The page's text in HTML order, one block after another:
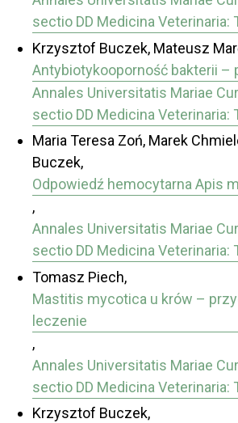
sectio DD Medicina Veterinaria:
Krzysztof Buczek, Mateusz
Antybiotykooporność bakterii –
Annales Universitatis Mariae
sectio DD Medicina Veterinaria:
Maria Teresa Zoń, Marek
Buczek,
Odpowiedź hemocytarna Apis
,
Annales Universitatis Mariae
sectio DD Medicina Veterinaria:
Tomasz Piech,
Mastitis mycotica u krów –
leczenie
,
Annales Universitatis Mariae
sectio DD Medicina Veterinaria:
Krzysztof Buczek,